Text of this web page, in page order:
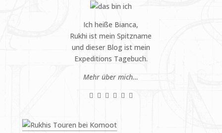
Ich heiße Bianca,
Rukhi ist mein Spitzname
und dieser Blog ist mein
Expeditions Tagebuch.
Mehr über mich…